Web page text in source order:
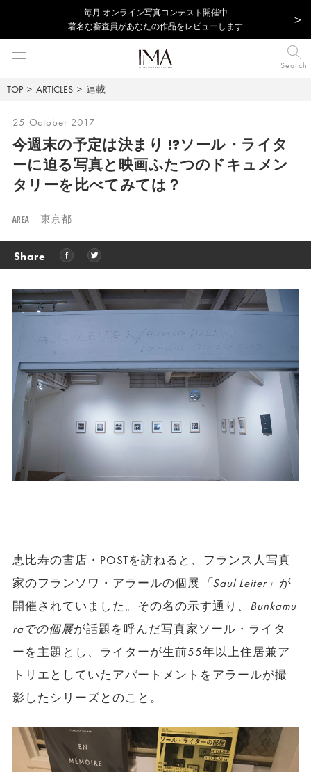
毎⽉ オンライン写真コンテスト開催中
著名な審査員があなたの作品をレビューします
Search
TOP ARTICLES 連載
25 October 2017
今週末の予定は決まり !?ソール・ライタ
ーに迫る写真と映画ふたつのドキュメン
タリーを比べてみては？
AREA 東京都
Share
恵比寿の書店・POSTを訪ねると、フランス人写真
家のフランソワ・アラールの個展 「Saul Leiter」 が
開催されていました。その名の示す通り、 Bunkamu
raでの個展が話題を呼んだ写真家ソール・ライタ
ーを主題とし、ライターが生前55年以上住居兼ア
トリエとしていたアパートメントをアラールが撮
影したシリーズとのこと。